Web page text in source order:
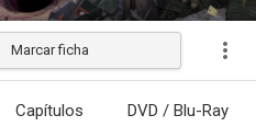
Marcar ficha
Capítulos DVD / Blu-Ray